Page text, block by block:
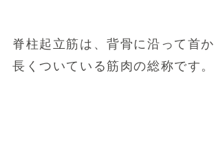
脊柱起立筋は、背骨に沿って首
長くついている筋肉の総称です。